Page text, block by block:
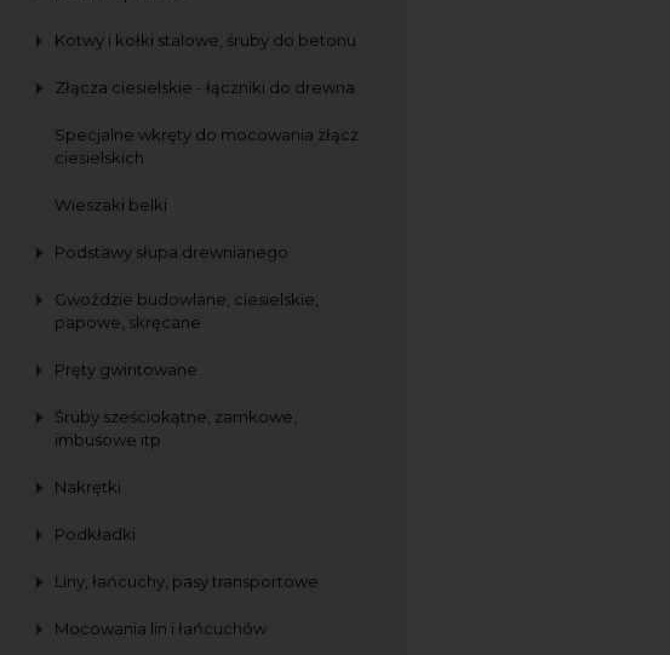
Kotwy i kołki stalowe, śruby do betonu
Złącza ciesielskie - łączniki do drewna
Specjalne wkręty do mocowania złącz
ciesielskich
Wieszaki belki
Podstawy słupa drewnianego
Gwoździe budowlane, ciesielskie,
papowe, skręcane
Pręty gwintowane
Śruby sześciokątne, zamkowe,
imbusowe itp
Nakrętki
Podkładki
Liny, łańcuchy, pasy transportowe
Mocowania lin i łańcuchów